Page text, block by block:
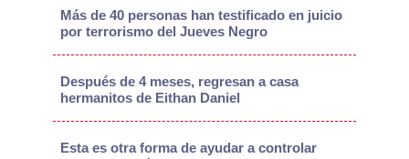
Más de 40 personas han testificado en juicio
por terrorismo del Jueves Negro
Después de 4 meses, regresan a casa
hermanitos de Eithan Daniel
Esta es otra forma de ayudar a controlar